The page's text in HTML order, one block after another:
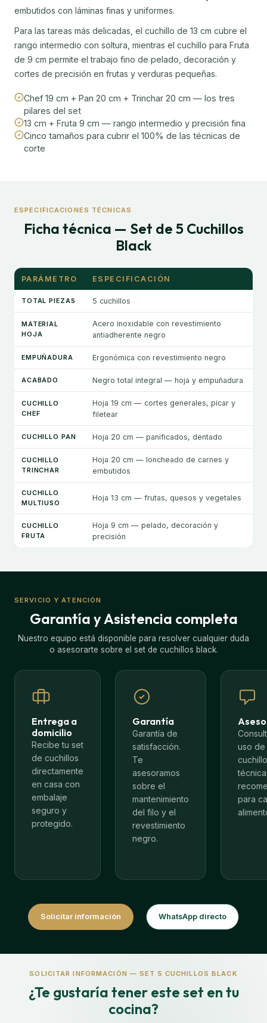
embutidos con láminas finas y uniformes.
Para las tareas más delicadas, el cuchillo de 13 cm cubre el
rango intermedio con soltura, mientras el cuchillo para Fruta
de 9 cm permite el trabajo fino de pelado, decoración y
cortes de precisión en frutas y verduras pequeñas.
Chef 19 cm + Pan 20 cm + Trinchar 20 cm — los tres
pilares del set
13 cm + Fruta 9 cm — rango intermedio y precisión fina
Cinco tamaños para cubrir el 100% de las técnicas de
corte
ESPECIFICACIONES TÉCNICAS
Ficha técnica — Set de 5 Cuchillos
Black
PARÁMETRO ESPECIFICACIÓN
TOTAL PIEZAS 5 cuchillos
MATERIAL
HOJA
Acero inoxidable con revestimiento
antiadherente negro
EMPUÑADURA Ergonómica con revestimiento negro
ACABADO Negro total integral — hoja y empuñadura
CUCHILLO
CHEF
Hoja 19 cm — cortes generales, picar y
filetear
CUCHILLO PAN Hoja 20 cm — panificados, dentado
CUCHILLO
TRINCHAR
Hoja 20 cm — loncheado de carnes y
embutidos
CUCHILLO
MULTIUSO
Hoja 13 cm — frutas, quesos y vegetales
CUCHILLO
FRUTA
Hoja 9 cm — pelado, decoración y
precisión
SERVICIO Y ATENCIÓN
Garantía y Asistencia completa
Nuestro equipo está disponible para resolver cualquier duda
o asesorarte sobre el set de cuchillos black.
Entrega a
domicilio
Recibe tu set
de cuchillos
directamente
en casa con
embalaje
seguro y
protegido.
Garantía
Garantía de
satisfacción.
Te
asesoramos
sobre el
mantenimiento
del filo y el
revestimiento
negro.
uso
para
Solicitar información WhatsApp directo
SOLICITAR INFORMACIÓN — SET 5 CUCHILLOS BLACK
¿Te gustaría tener este set en tu
cocina?